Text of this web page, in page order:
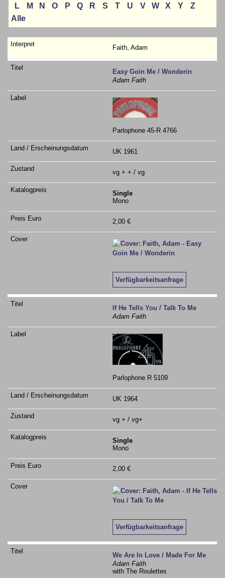
L
M N O P Q R S T U V W X Y
Z
Alle
Faith, Adam
Easy Goin Me / Wonderin
Adam Faith
Parlophone 45-R 4766
UK 1961
vg + + / vg
Single
Mono
2,00 €
Verfügbarkeitsanfrage
If He Tells You / Talk To Me
Adam Faith
Parlophone R 5109
UK 1964
vg + / vg+
Single
Mono
2,00 €
Verfügbarkeitsanfrage
We Are In Love / Made For Me
Adam Faith
with The Roulettes